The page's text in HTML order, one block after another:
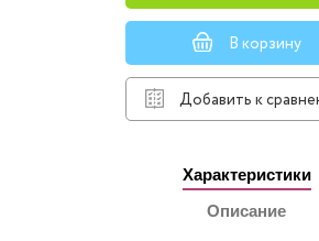
В корзину
Добавить к
Характеристики
Описание